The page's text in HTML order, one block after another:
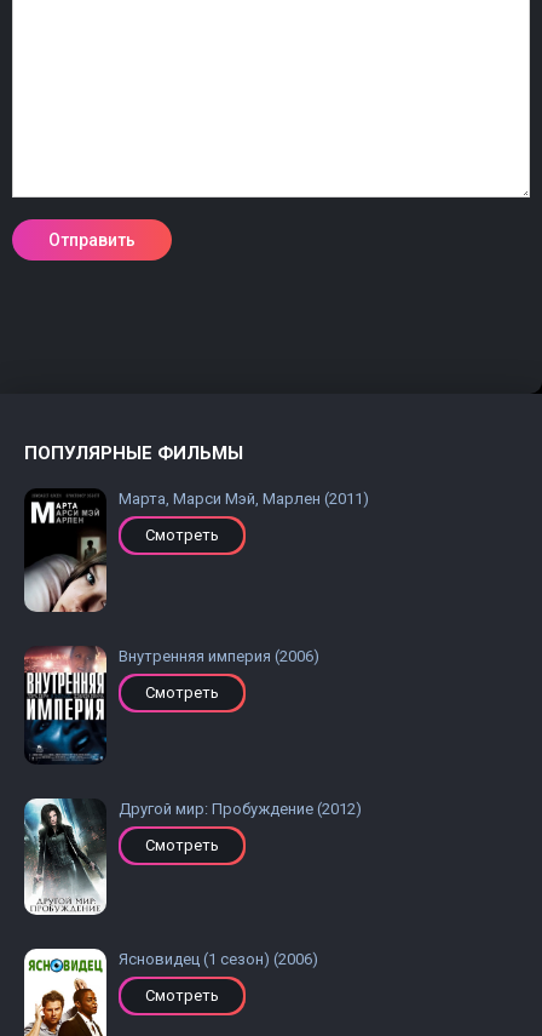
ПОПУЛЯРНЫЕ ФИЛЬМЫ
Марта, Марси Мэй, Марлен (2011)
Смотреть
Внутренняя империя (2006)
Смотреть
Другой мир: Пробуждение (2012)
Смотреть
Ясновидец (1 сезон) (2006)
Смотреть